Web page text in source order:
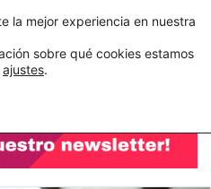
C&A México completa la implementación de su WMS en la nube
la mejor experiencia en nuestra
sobre qué cookies estamos
ajustes.